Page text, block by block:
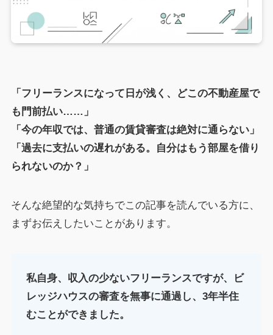
「フリーランスになって日が浅く、どこの不動産屋で
も門前払い……」
「今の年収では、普通の賃貸審査は絶対に通らない」
「過去に支払いの遅れがある。自分はもう部屋を借り
られないのか？」
そんな絶望的な気持ちでこの記事を読んでいる方に、
まずお伝えしたいことがあります。
私自身、収入の少ないフリーランスですが、ビ
レッジハウスの審査を無事に通過し、3年半住
むことができました。